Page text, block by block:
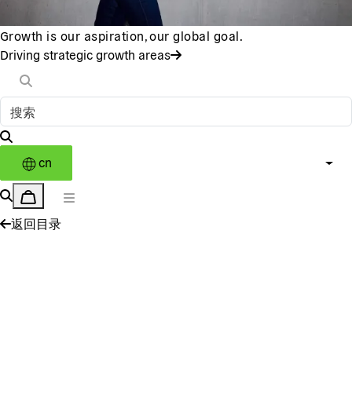
Growth is our aspiration, our global goal.
Driving strategic growth areas
cn
返回目录